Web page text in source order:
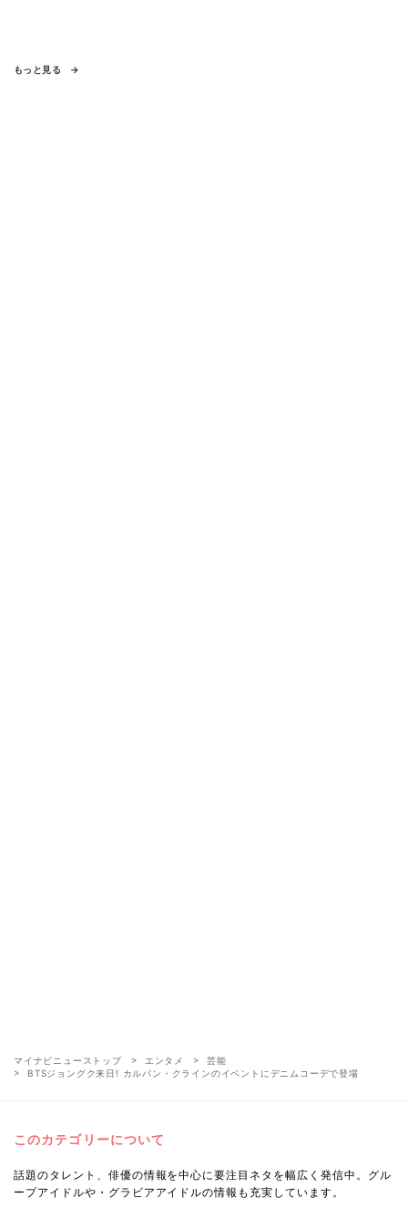
もっと見る
マイナビニューストップ エンタメ
芸能
BTSジョングク来日! カルバン・クラインのイベントにデニムコーデで登場
このカテゴリーについて
話題のタレント、俳優の情報を中心に要注目ネタを幅広く発信中。グル
ープアイドルや・グラビアアイドルの情報も充実しています。